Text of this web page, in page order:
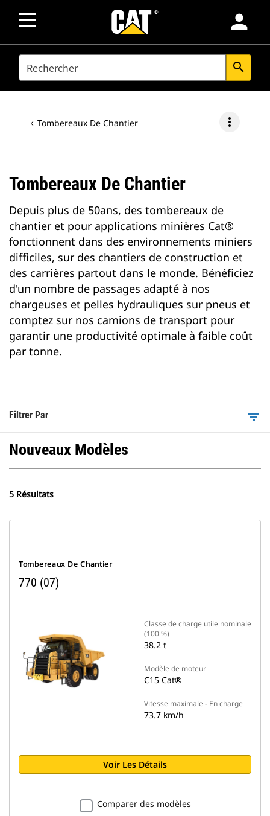
person
SEARCH search
Tombereaux De Chantier more_vert
Tombereaux De Chantier
Depuis plus de 50ans, des tombereaux de
chantier et pour applications minières Cat®
fonctionnent dans des environnements miniers
difficiles, sur des chantiers de construction et
des carrières partout dans le monde. Bénéficiez
d'un nombre de passages adapté à nos
chargeuses et pelles hydrauliques sur pneus et
comptez sur nos camions de transport pour
garantir une productivité optimale à faible coût
par tonne.
Filtrer Par filter_list
Nouveaux Modèles
5 Résultats
Tombereaux De Chantier
770 (07)
Classe de charge utile nominale
(100 %)
38.2 t
Modèle de moteur
C15 Cat®
Vitesse maximale - En charge
73.7 km/h
Voir Les Détails
Comparer des modèles